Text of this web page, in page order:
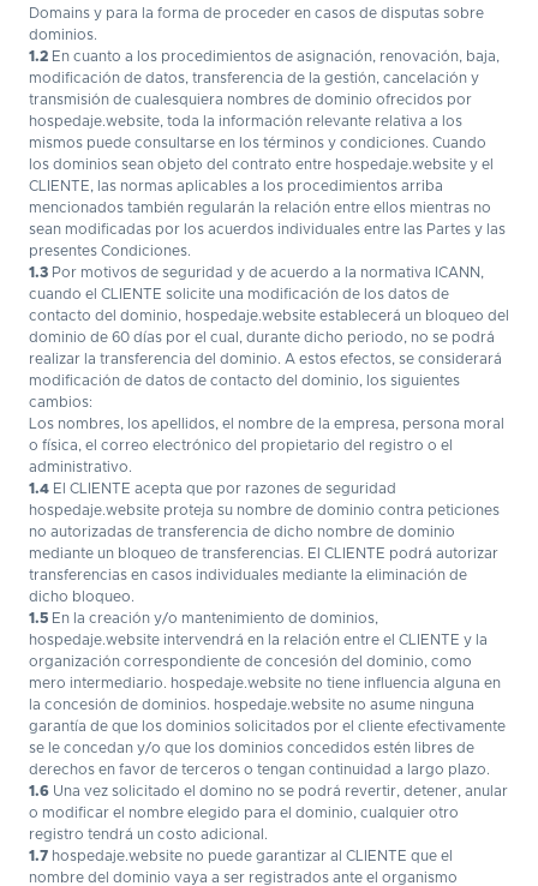
Domains y para la forma de proceder en casos de disputas sobre
dominios.
1.2 En cuanto a los procedimientos de asignación, renovación, baja,
modificación de datos, transferencia de la gestión, cancelación y
transmisión de cualesquiera nombres de dominio ofrecidos por
hospedaje.website, toda la información relevante relativa a los
mismos puede consultarse en los términos y condiciones. Cuando
los dominios sean objeto del contrato entre hospedaje.website y el
CLIENTE, las normas aplicables a los procedimientos arriba
mencionados también regularán la relación entre ellos mientras no
sean modificadas por los acuerdos individuales entre las Partes y las
presentes Condiciones.
1.3 Por motivos de seguridad y de acuerdo a la normativa ICANN,
cuando el CLIENTE solicite una modificación de los datos de
contacto del dominio, hospedaje.website establecerá un bloqueo del
dominio de 60 días por el cual, durante dicho periodo, no se podrá
realizar la transferencia del dominio. A estos efectos, se considerará
modificación de datos de contacto del dominio, los siguientes
cambios:
Los nombres, los apellidos, el nombre de la empresa, persona moral
o física, el correo electrónico del propietario del registro o el
administrativo.
1.4 El CLIENTE acepta que por razones de seguridad
hospedaje.website proteja su nombre de dominio contra peticiones
no autorizadas de transferencia de dicho nombre de dominio
mediante un bloqueo de transferencias. El CLIENTE podrá autorizar
transferencias en casos individuales mediante la eliminación de
dicho bloqueo.
1.5 En la creación y/o mantenimiento de dominios,
hospedaje.website intervendrá en la relación entre el CLIENTE y la
organización correspondiente de concesión del dominio, como
mero intermediario. hospedaje.website no tiene influencia alguna en
la concesión de dominios. hospedaje.website no asume ninguna
garantía de que los dominios solicitados por el cliente efectivamente
se le concedan y/o que los dominios concedidos estén libres de
derechos en favor de terceros o tengan continuidad a largo plazo.
1.6 Una vez solicitado el domino no se podrá revertir, detener, anular
o modificar el nombre elegido para el dominio, cualquier otro
registro tendrá un costo adicional.
1.7 hospedaje.website no puede garantizar al CLIENTE que el
nombre del dominio vaya a ser registrados ante el organismo